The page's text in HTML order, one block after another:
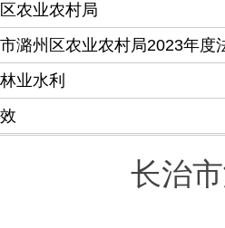
农业农村局
潞州区农业农村局2023年度
业水利
长治